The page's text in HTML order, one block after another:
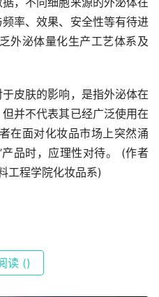
率、效果、安全性等有待进
外泌体量化生产工艺体系及
皮肤的影响，是指外泌体在
并不代表其已经广泛使用在
在面对化妆品市场上突然涌
产品时，应理性对待。 (作者
工程学院化妆品系)
读 ()